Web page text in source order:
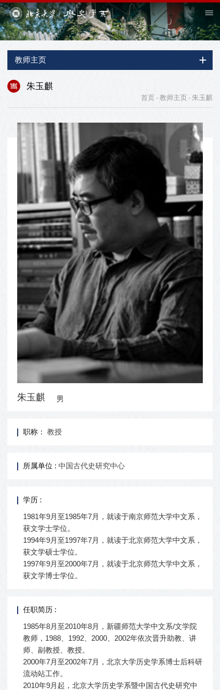
教师主页
朱玉麒
首页 - 教师主页 - 朱玉麒
朱玉麒 男
职称： 教授
所属单位 : 中国古代史研究中心
学历 :
1981年9月至1985年7月，就读于南京师范大学中文系，
获文学士学位。
1994年9月至1997年7月，就读于北京师范大学中文系，
获文学硕士学位。
1997年9月至2000年7月，就读于北京师范大学中文系，
获文学博士学位。
任职简历 :
1985年8月至2010年8月，新疆师范大学中文系/文学院
教师，1988、1992、2000、2002年依次晋升助教、讲
师、副教授、教授。
2000年7月至2002年7月，北京大学历史学系博士后科研
流动站工作。
2010年9月起，北京大学历史学系暨中国古代史研究中